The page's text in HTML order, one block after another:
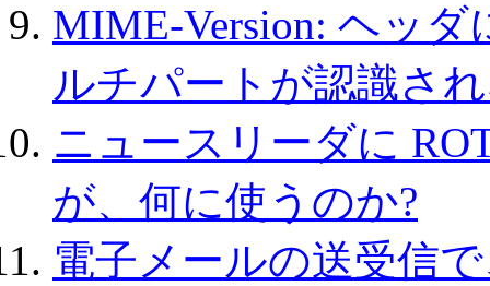
MIME-Version: ヘッダ
ルチパートが認識さ
ニュースリーダに
が、何に使うのか?
電子メールの送受信